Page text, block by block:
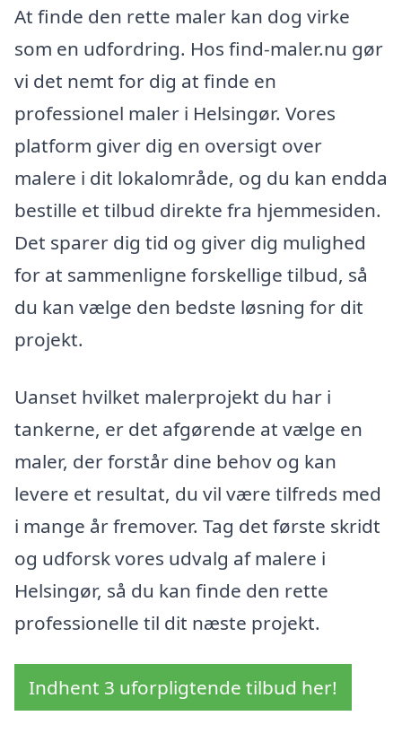
At finde den rette maler kan dog virke
som en udfordring. Hos find-maler.nu gør
vi det nemt for dig at finde en
professionel maler i Helsingør. Vores
platform giver dig en oversigt over
malere i dit lokalområde, og du kan endda
bestille et tilbud direkte fra hjemmesiden.
Det sparer dig tid og giver dig mulighed
for at sammenligne forskellige tilbud, så
du kan vælge den bedste løsning for dit
projekt.
Uanset hvilket malerprojekt du har i
tankerne, er det afgørende at vælge en
maler, der forstår dine behov og kan
levere et resultat, du vil være tilfreds med
i mange år fremover. Tag det første skridt
og udforsk vores udvalg af malere i
Helsingør, så du kan finde den rette
professionelle til dit næste projekt.
Indhent 3 uforpligtende tilbud her!